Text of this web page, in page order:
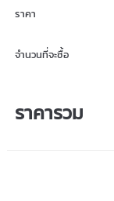
ราคา
จำนวนที่จะซื้อ
ราคารวม